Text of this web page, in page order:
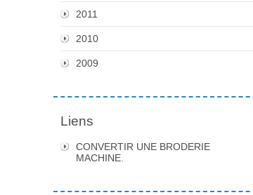
2011
2010
2009
Liens
CONVERTIR UNE BRODERIE
MACHINE.